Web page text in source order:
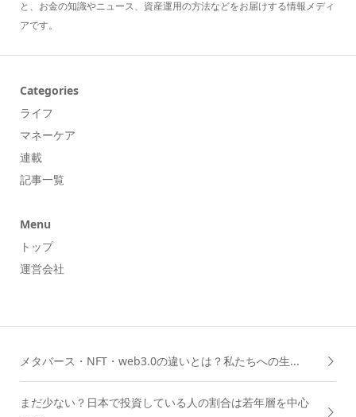
と、お金の知識やニュース、資産運用の方法などをお届けする情報メディ
アです。
Categories
ライフ
マネーケア
連載
記事一覧
Menu
トップ
運営会社
メタバース・NFT・web3.0の違いとは？私たちへの生...
まだ少ない？日本で投資している人の割合は若年層を中心